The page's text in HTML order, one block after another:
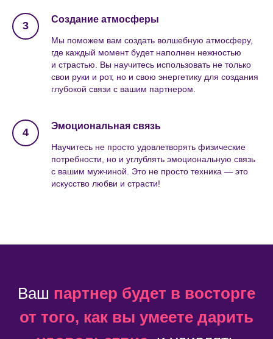
Создание атмосферы
Мы поможем вам создать волшебную атмосферу,
где каждый момент будет наполнен нежностью
и страстью. Вы научитесь использовать не только
свои руки и рот, но и свою энергетику для создания
глубокой связи с вашим партнером.
Эмоциональная связь
Научитесь не просто удовлетворять физические
потребности, но и углублять эмоциональную связь
с вашим мужчиной. Это не просто техника — это
искусство любви и страсти!
Ваш партнер будет в восторге
от того, как вы умеете дарить